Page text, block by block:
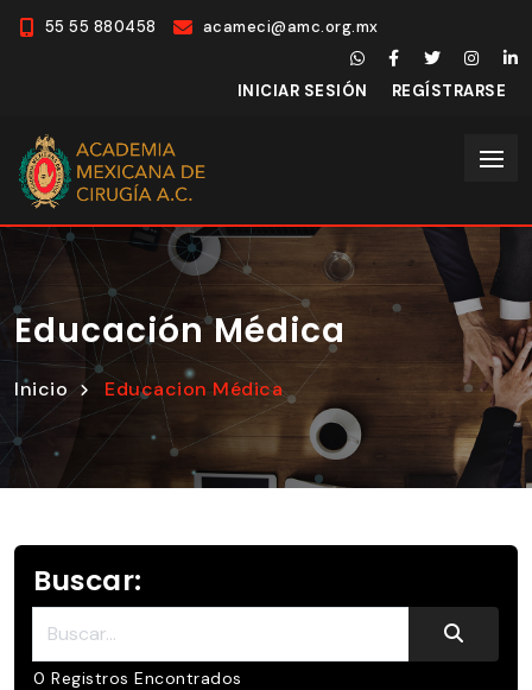
55 55 880458 acameci@amc.org.mx
INICIAR SESIÓN REGÍSTRARSE
Educación Médica
Inicio Educacion Médica
Buscar:
Buscar:
0 Registros Encontrados